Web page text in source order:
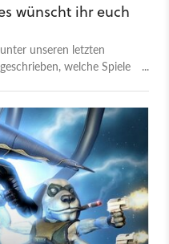
wünscht ihr euch
unseren letzten
welche Spiele
eine Rückkehr 02:16 -
euch zurück 03:53 - Wo
- Legacy of Kain ist
Die Simpsons: Hit & Run
Ringe: Schlacht um
09:57 - Ein Drakan-
11:32 - Auch